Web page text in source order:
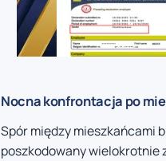
Nocna konfrontacja po
Spór między mieszkańcami
poszkodowany wielokrotnie